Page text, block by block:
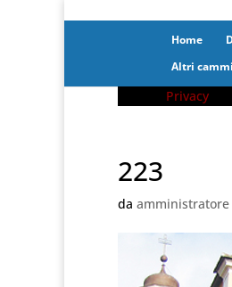
Privacy
Home
Altri
223
da amministratore